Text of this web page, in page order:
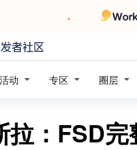
活动 专区 圈层
拉：FSD完